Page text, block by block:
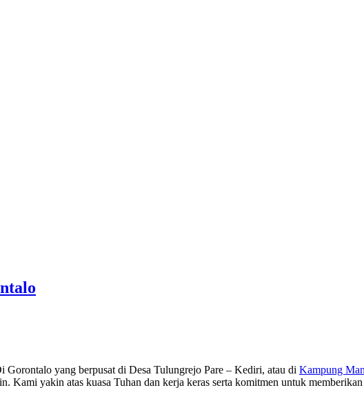
Gorontalo yang berpusat di Desa Tulungrejo Pare – Kediri, atau di Kampung
Kami yakin atas kuasa Tuhan dan kerja keras serta komitmen untuk